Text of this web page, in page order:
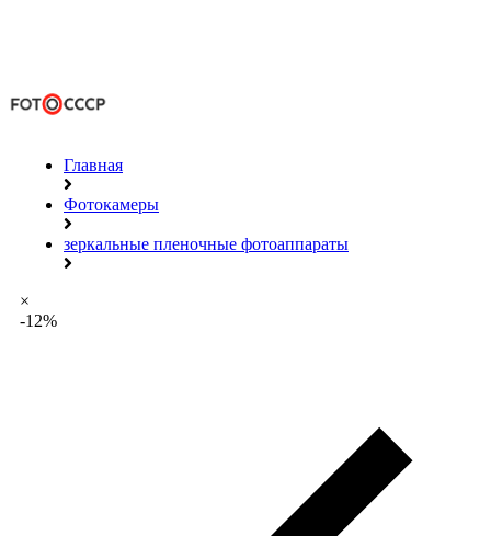
Главная
Фотокамеры
зеркальные пленочные фотоаппараты
×
-12%